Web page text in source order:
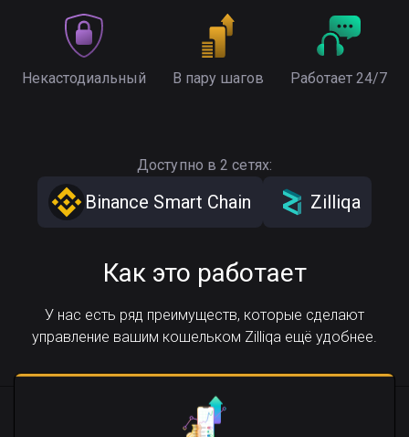
Некастодиальный В пару шагов Работает 24/7
Доступно в 2 сетях:
Binance Smart Chain Zilliqa
Как это работает
У нас есть ряд преимуществ, которые сделают
управление вашим кошельком Zilliqa ещё удобнее.